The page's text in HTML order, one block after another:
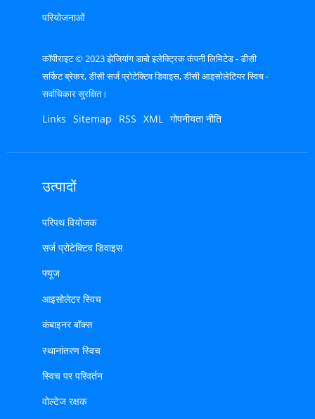
परियोजनाओं
कॉपीराइट © 2023 झेजियांग डाबो इलेक्ट्रिक कंपनी लिमिटेड - डीसी
सर्किट ब्रेकर, डीसी सर्ज प्रोटेक्टिव डिवाइस, डीसी आइसोलेटियर स्विच -
सर्वाधिकार सुरक्षित।
Links Sitemap RSS XML गोपनीयता नीति
उत्पादों
परिपथ वियोजक
सर्ज प्रोटेक्टिव डिवाइस
फ्यूज
आइसोलेटर स्विच
कंबाइनर बॉक्स
स्थानांतरण स्विच
स्विच पर परिवर्तन
वोल्टेज रक्षक